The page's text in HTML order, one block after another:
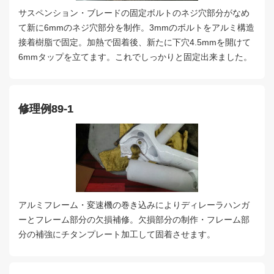
サスペンション・ブレードの固定ボルトのネジ穴部分がなめ
て新に6mmのネジ穴部分を制作。3mmのボルトをアルミ構造
接着樹脂で固定。加熱で固着後、新たに下穴4.5mmを開けて
6mmタップを立てます。これでしっかりと固定出来ました。
修理例89-1
アルミフレーム・変速機の巻き込みによりディレーラハンガ
ーとフレーム部分の欠損補修。欠損部分の制作・フレーム部
分の補強にチタンプレート加工して固着させます。